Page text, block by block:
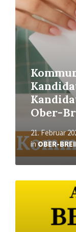
Ober-
21. Februar
inOBER-
Read